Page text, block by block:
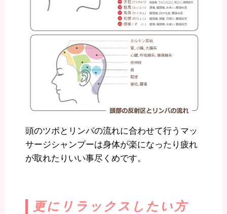
頭のツボとリンパの流れに合わせて行うマッ
サージシャンプーは身体が楽になったり疲れ
が取れたりいい事尽くめです。
更にリラックスしたい方